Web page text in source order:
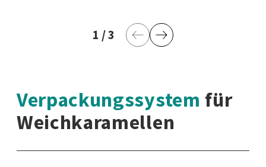
1 aktuelle Seite
/3 letzte Seite
Vorherige Seite
Nächste Seite
Verpackungssystem für
Weichkaramellen